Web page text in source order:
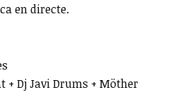
en directe.
+ Dj Javi Drums + Möther